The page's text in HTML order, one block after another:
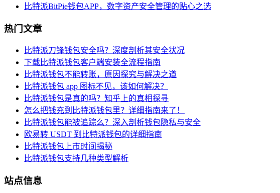
比特派BitPie钱包APP，数字资产安全管理的贴心之选
热门文章
比特派刀锋钱包安全吗？深度剖析其安全状况
下载比特派钱包客户端安装全流程指南
比特派钱包不能转账，原因探究与解决之道
比特派钱包 app 图标不见，该如何解决？
比特派钱包是真的吗？知乎上的真相探寻
怎么把钱充到比特派钱包里？详细指南来了！
比特派钱包能被追踪么？深入剖析钱包隐私与安全
欧易转 USDT 到比特派钱包的详细指南
比特派钱包上市时间揭秘
比特派钱包支持几种类型解析
站点信息